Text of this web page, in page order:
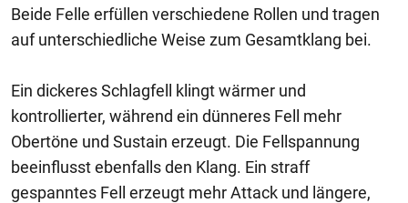
Beide Felle erfüllen verschiedene Rollen und tragen
auf unterschiedliche Weise zum Gesamtklang bei.
Ein dickeres Schlagfell klingt wärmer und
kontrollierter, während ein dünneres Fell mehr
Obertöne und Sustain erzeugt. Die Fellspannung
beeinflusst ebenfalls den Klang. Ein straff
gespanntes Fell erzeugt mehr Attack und längere,